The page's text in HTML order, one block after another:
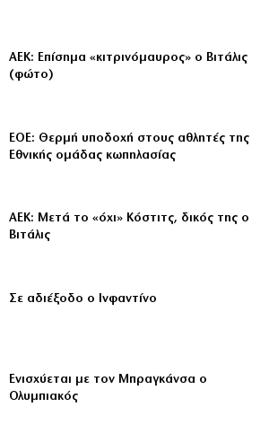
ΑΕΚ: Επίσημα «κιτρινόμαυρος» ο Βιτάλις
(φώτο)
ΕΟΕ: Θερμή υποδοχή στους αθλητές της
Εθνικής ομάδας κωπηλασίας
ΑΕΚ: Μετά το «όχι» Κόστιτς, δικός της ο
Βιτάλις
Σε αδιέξοδο ο Ινφαντίνο
Ενισχύεται με τον Μπραγκάνσα ο
Ολυμπιακός